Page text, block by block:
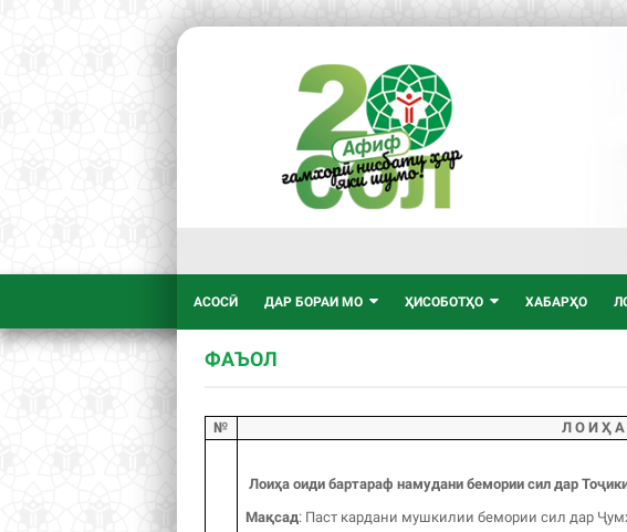
АСОСӢ ДАР БОРАИ МО ҲИСОБОТҲО ХАБАРҲО
ФАЪОЛ
№ Л О И ҲА
Лоиҳаоиди бартараф намудани бемории сил дар Тоҷ
Мақсад: Паст кардани мушкилии бемории сил дар